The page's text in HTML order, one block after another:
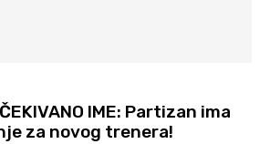
IME: Partizan ima
za novog trenera!